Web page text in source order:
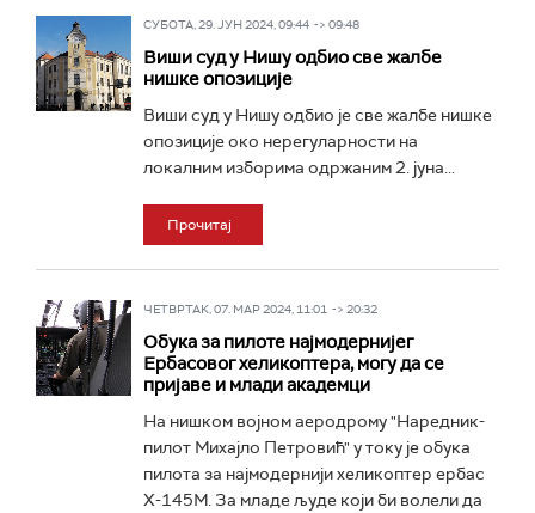
СУБОТА, 29. ЈУН 2024, 09:44 -> 09:48
Виши суд у Нишу одбио све жалбе
нишке опозиције
Виши суд у Нишу одбио је све жалбе нишке
опозиције око нерегуларности на
локалним изборима одржаним 2. јуна...
Прочитај
ЧЕТВРТАК, 07. МАР 2024, 11:01 -> 20:32
Обука за пилоте најмодернијег
Ербасовог хеликоптера, могу да се
пријаве и млади академци
На нишком војном аеродрому "Наредник-
пилот Михајло Петровић" у току је обука
пилота за најмодернији хеликоптер ербас
Х-145М. За младе људе који би волели да